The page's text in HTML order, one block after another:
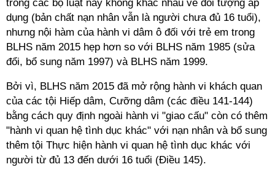
trong các bộ luật này không khác nhau về đối tượng áp
dụng (bản chất nạn nhân vẫn là người chưa đủ 16 tuổi),
nhưng nội hàm của hành vi dâm ô đối với trẻ em trong
BLHS năm 2015 hẹp hơn so với BLHS năm 1985 (sửa
đổi, bổ sung năm 1997) và BLHS năm 1999.
Bởi vì, BLHS năm 2015 đã mở rộng hành vi khách quan
của các tội Hiếp dâm, Cưỡng dâm (các điều 141-144)
bằng cách quy định ngoài hành vi "giao cấu" còn có thêm
"hành vi quan hệ tình dục khác" với nạn nhân và bổ sung
thêm tội Thực hiện hành vi quan hệ tình dục khác với
người từ đủ 13 đến dưới 16 tuổi (Điều 145).